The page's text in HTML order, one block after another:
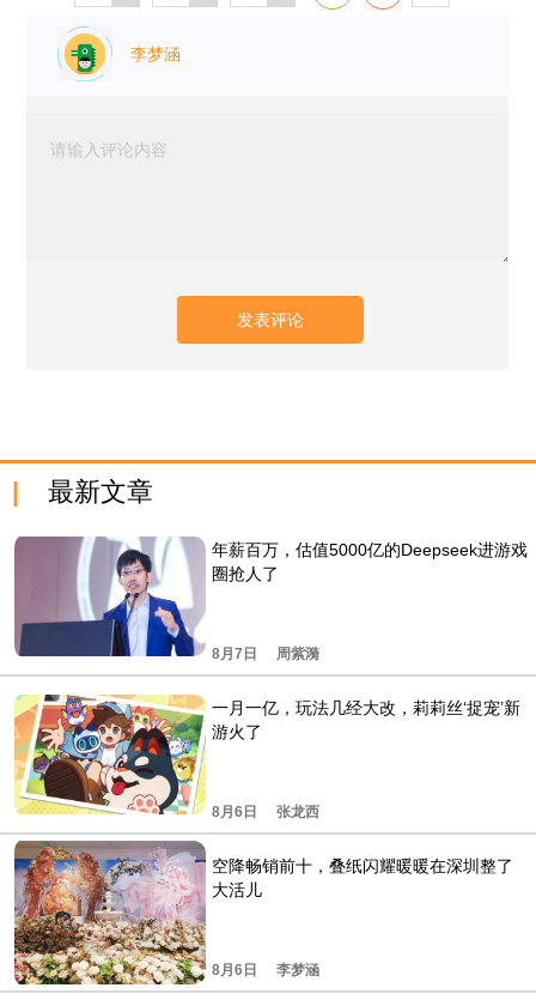
李梦涵
最新文章
年薪百万，估值5000亿的Deepseek进游戏
圈抢人了
8月7日 周紫漪
一月一亿，玩法几经大改，莉莉丝‘捉宠’新
游火了
8月6日 张龙西
空降畅销前十，叠纸闪耀暖暖在深圳整了
大活儿
8月6日 李梦涵